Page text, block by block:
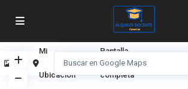
Ver
Mi
Ubicación
Pantalla
completa